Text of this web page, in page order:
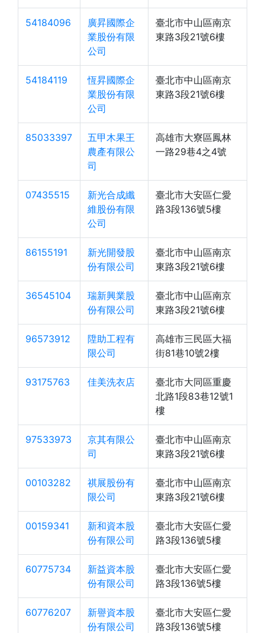
54184096
廣昇國際企
業股份有限
公司
臺北市中山區南京
東路3段21號6樓
54184119
恆昇國際企
業股份有限
公司
臺北市中山區南京
東路3段21號6樓
85033397
五甲木果王
農產有限公
司
高雄市大寮區鳳林
一路29巷4之4號
07435515
新光合成纖
維股份有限
公司
臺北市大安區仁愛
路3段136號5樓
86155191
新光開發股
份有限公司
臺北市中山區南京
東路3段21號6樓
36545104
瑞新興業股
份有限公司
臺北市中山區南京
東路3段21號6樓
96573912
陞助工程有
限公司
高雄市三民區大福
街81巷10號2樓
93175763 佳美洗衣店
臺北市大同區重慶
北路1段83巷12號1
樓
97533973
京其有限公
司
臺北市中山區南京
東路3段21號6樓
00103282
祺展股份有
限公司
臺北市中山區南京
東路3段21號6樓
00159341
新和資本股
份有限公司
臺北市大安區仁愛
路3段136號5樓
60775734
新益資本股
份有限公司
臺北市大安區仁愛
路3段136號5樓
60776207
新譽資本股
份有限公司
臺北市大安區仁愛
路3段136號5樓